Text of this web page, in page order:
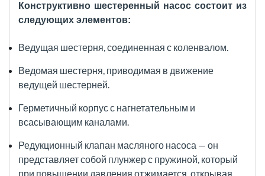
Конструктивно шестеренный насос состоит из
следующих элементов:
Ведущая шестерня, соединенная с коленвалом.
Ведомая шестерня, приводимая в движение
ведущей шестерней.
Герметичный корпус с нагнетательным и
всасывающим каналами.
Редукционный клапан масляного насоса — он
представляет собой плунжер с пружиной, который
при повышении давления отжимается, открывая